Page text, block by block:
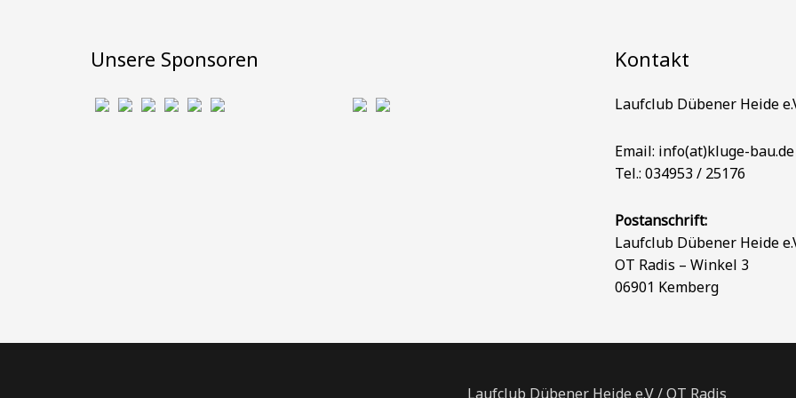
Unsere Sponsoren Kontakt
Laufclub Dübener Heide
Email: info(at)kluge-bau.de
Tel.: 034953 / 25176
Postanschrift:
Laufclub Dübener Heide
OT Radis – Winkel 3
06901 Kemberg
Laufclub Dübener Heide e.V / OT Radis